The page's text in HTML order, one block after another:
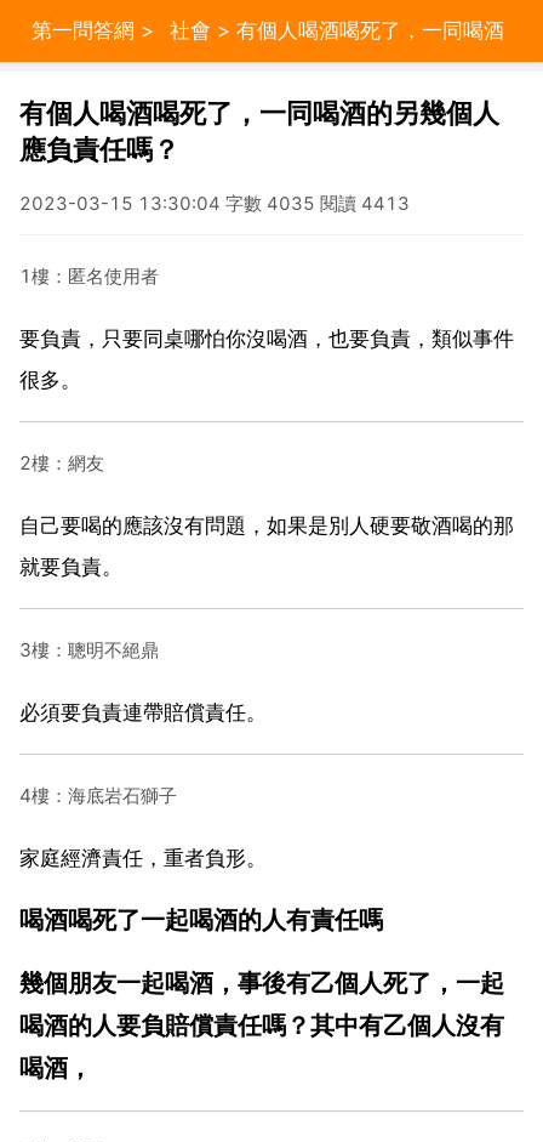
第一問答網 > 社會 > 有個人喝酒喝死了，一同喝酒
有個人喝酒喝死了，一同喝酒的另幾個人
應負責任嗎？
2023-03-15 13:30:04 字數 4035 閱讀 4413
1樓：匿名使用者
要負責，只要同桌哪怕你沒喝酒，也要負責，類似事件
很多。
2樓：網友
自己要喝的應該沒有問題，如果是別人硬要敬酒喝的那
就要負責。
3樓：聰明不絕鼎
必須要負責連帶賠償責任。
4樓：海底岩石獅子
家庭經濟責任，重者負形。
喝酒喝死了一起喝酒的人有責任嗎
幾個朋友一起喝酒，事後有乙個人死了，一起
喝酒的人要負賠償責任嗎？其中有乙個人沒有
喝酒，